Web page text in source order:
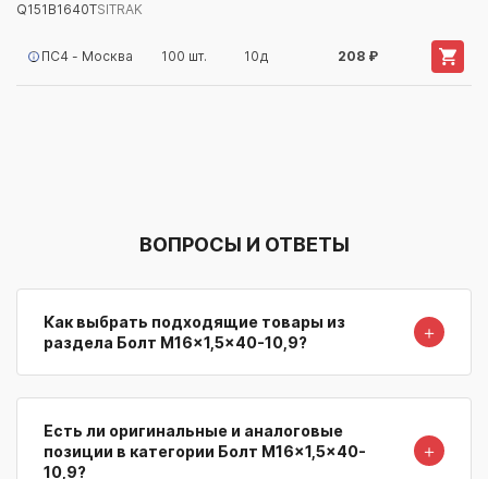
Артикул/Бренд
Q151B1640TSITRAK
ПС4 - Москва 100 шт. 10д 208 ₽
ВОПРОСЫ И ОТВЕТЫ
Как выбрать подходящие товары из
раздела Болт M16x1,5x40-10,9?
＋
Есть ли оригинальные и аналоговые
позиции в категории Болт M16x1,5x40-
10,9?
＋